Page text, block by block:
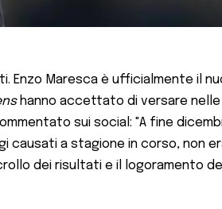
Enzo Maresca è ufficialmente il
hanno accettato di versare nelle
sui social: "A fine
causati a stagione in corso, non
dei risultati e il logoramento